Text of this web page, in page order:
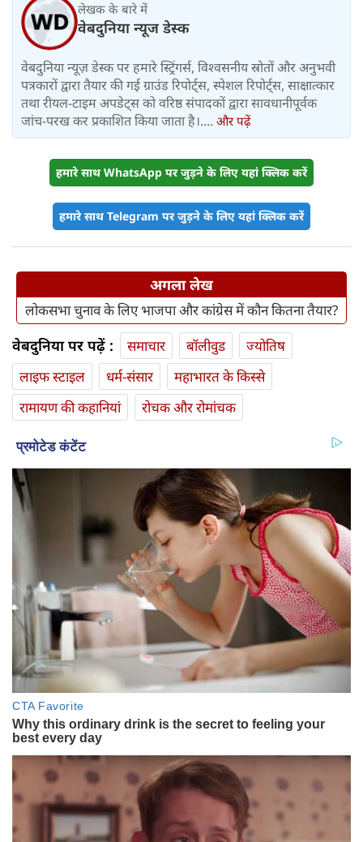
लेखक के बारे में
वेबदुनिया न्यूज डेस्क
वेबदुनिया न्यूज़ डेस्क पर हमारे स्ट्रिंगर्स, विश्वसनीय स्रोतों और अनुभवी
पत्रकारों द्वारा तैयार की गई ग्राउंड रिपोर्ट्स, स्पेशल रिपोर्ट्स, साक्षात्कार
तथा रीयल-टाइम अपडेट्स को वरिष्ठ संपादकों द्वारा सावधानीपूर्वक
जांच-परख कर प्रकाशित किया जाता है।.... और पढ़ें
हमारे साथ WhatsApp पर जुड़ने के लिए यहां क्लिक करें
हमारे साथ Telegram पर जुड़ने के लिए यहां क्लिक करें
अगला लेख
लोकसभा चुनाव के लिए भाजपा और कांग्रेस में कौन कितना तैयार?
वेबदुनिया पर पढ़ें : समाचार बॉलीवुड
ज्योतिष
लाइफ स्‍टाइल
धर्म-संसार
महाभारत के किस्से
रामायण की कहानियां
रोचक और रोमांचक